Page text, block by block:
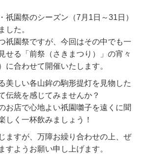
祇園祭のシーズン（7月1日～31日）
した。
祇園祭ですが、今回はその中でも一
せる「前祭（さきまつり）」の宵々
に合わせて開催いたします。
美しい各山鉾の駒形提灯を見物した
伝統を感じてみませんか？
お店で心地よい祇園囃子を遠くに聞
しく一杯飲みましょう！
ますが、万障お繰り合わせの上、ぜ
すようお願い申し上げます。